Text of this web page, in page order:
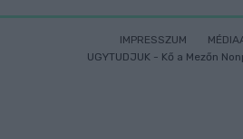
IMPRESSZUM
UGYTUDJUK - Kő a Mezőn